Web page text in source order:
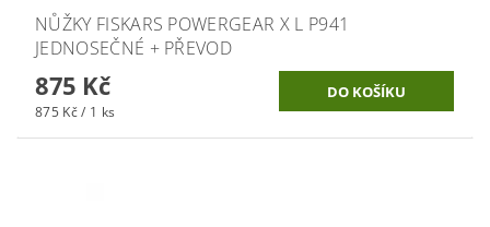
NŮŽKY FISKARS POWERGEAR X L P941
JEDNOSEČNÉ + PŘEVOD
875 Kč
875 Kč / 1 ks